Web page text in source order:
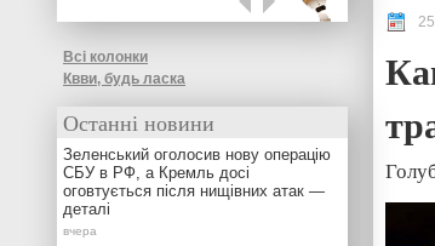
Всі колонки
Квви, будь ласка
Останні новини
Зеленський оголосив нову операцію
СБУ в РФ, а Кремль досі
оговтується після нищівних атак —
деталі